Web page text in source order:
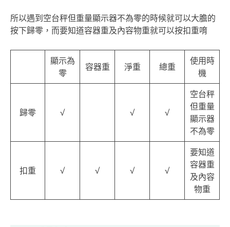
所以遇到空台秤但重量顯示器不為零的時候就可以大膽的
按下歸零，而要知道容器重及內容物重就可以按扣重唷
顯示為
零
容器重 淨重 總重
使用時
機
歸零 √ √ √
空台秤
但重量
顯示器
不為零
扣重 √ √ √ √
要知道
容器重
及內容
物重